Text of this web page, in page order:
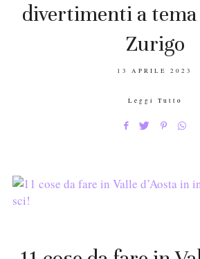
divertimenti a
Zurigo
POSTED
13 APRILE 2023
Leggi Tutto